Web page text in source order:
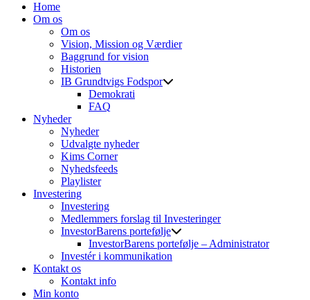
Home
Om os
Om os
Vision, Mission og Værdier
Baggrund for vision
Historien
IB Grundtvigs Fodspor
Demokrati
FAQ
Nyheder
Nyheder
Udvalgte nyheder
Kims Corner
Nyhedsfeeds
Playlister
Investering
Investering
Medlemmers forslag til Investeringer
InvestorBarens portefølje
InvestorBarens portefølje – Administrator
Investér i kommunikation
Kontakt os
Kontakt info
Min konto